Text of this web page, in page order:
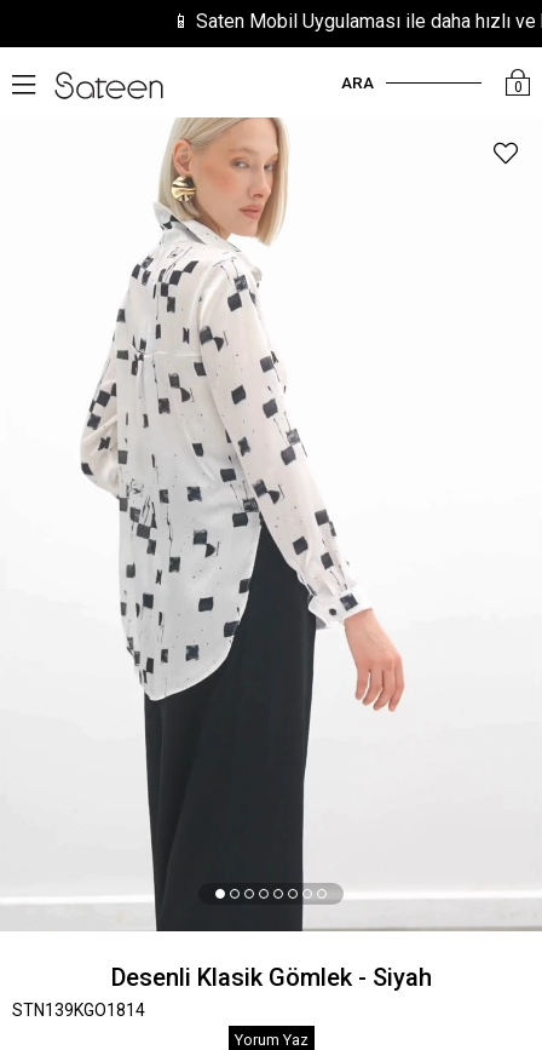
📱 Saten Mobil Uygulaması ile daha hızlı ve
0
ARA
Desenli Klasik Gömlek - Siyah
STN139KGO1814
Yorum Yaz